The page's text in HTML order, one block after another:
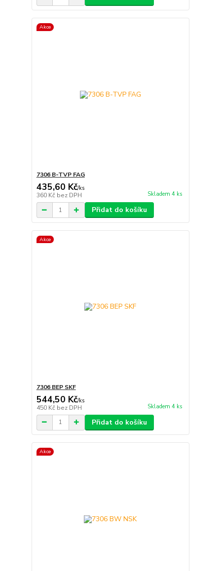
Akce
7306 B-TVP FAG
435,60 Kč/ks
360 Kč bez DPH Skladem 4 ks
Přidat do košíku
Akce
7306 BEP SKF
544,50 Kč/ks
450 Kč bez DPH Skladem 4 ks
Přidat do košíku
Akce